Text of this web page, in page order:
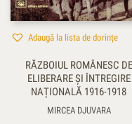
Adaugă la lista de dorințe
RĂZBOIUL ROMÂNESC DE
ELIBERARE ȘI ÎNTREGIRE
NAȚIONALĂ 1916-1918
MIRCEA DJUVARA